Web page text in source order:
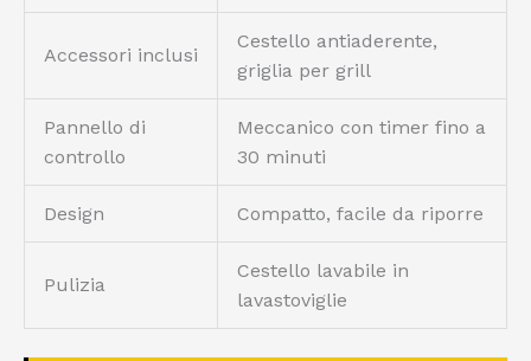
Accessori inclusi
Cestello antiaderente,
griglia per grill
Pannello di
controllo
Meccanico con timer fino a
30 minuti
Design Compatto, facile da riporre
Pulizia
Cestello lavabile in
lavastoviglie